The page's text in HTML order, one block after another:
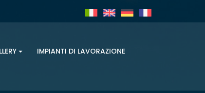
IMPIANTI DI LAVORAZIONE